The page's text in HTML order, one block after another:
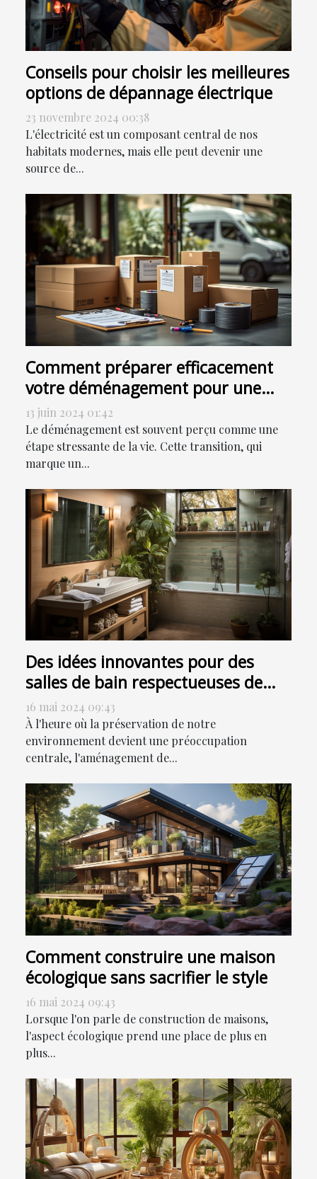
Conseils pour choisir les meilleures
options de dépannage électrique
23 novembre 2024 00:38
L'électricité est un composant central de nos
habitats modernes, mais elle peut devenir une
source de...
Comment préparer efficacement
votre déménagement pour une
transition en douceur
13 juin 2024 01:42
Le déménagement est souvent perçu comme une
étape stressante de la vie. Cette transition, qui
marque un...
Des idées innovantes pour des
salles de bain respectueuses de
l'environnement
16 mai 2024 09:43
À l'heure où la préservation de notre
environnement devient une préoccupation
centrale, l'aménagement de...
Comment construire une maison
écologique sans sacrifier le style
16 mai 2024 09:43
Lorsque l'on parle de construction de maisons,
l'aspect écologique prend une place de plus en
plus...